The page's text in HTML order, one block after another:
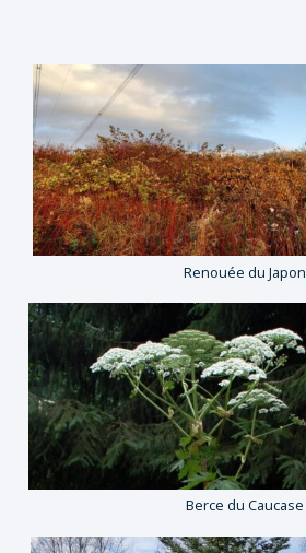
Renouée du Japon
Berce du Caucase